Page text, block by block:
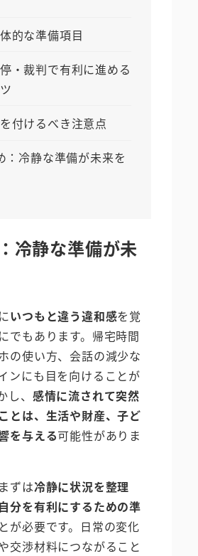
的な準備項目
・裁判で有利に進める
付けるべき注意点
：冷静な準備が未来を
冷静な準備が未
いつもと違う違和感を覚
でもあります。帰宅時間
の使い方、会話の減少な
ンにも目を向けることが
、 感情に流されて突然
とは、生活や財産、子ど
を与える可能性がありま
ずは冷静に状況を整理
分を有利にするための準
が必要です。日常の変化
交渉材料につながること